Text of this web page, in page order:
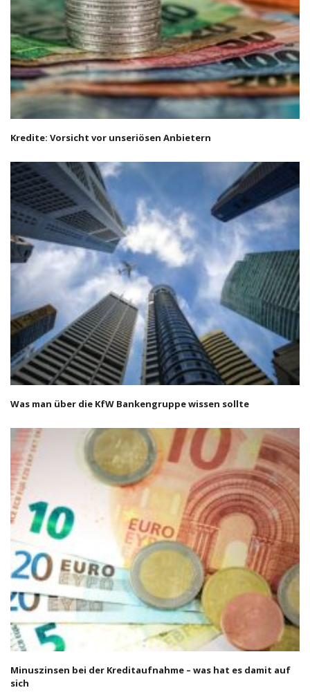
Kredite: Vorsicht vor unseriösen Anbietern
Was man über die KfW Bankengruppe wissen sollte
Minuszinsen bei der Kreditaufnahme – was hat es damit auf
sich